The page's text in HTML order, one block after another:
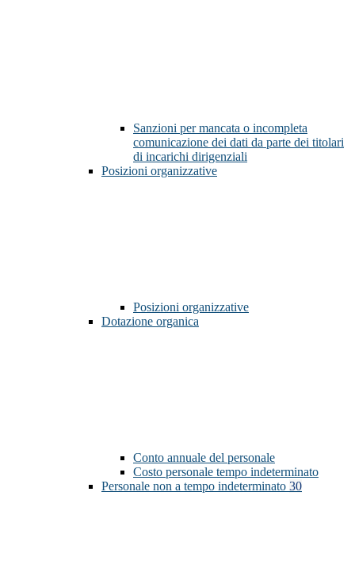
Sanzioni per mancata o incompleta
comunicazione dei dati da parte dei titolari
di incarichi dirigenziali
Posizioni organizzative
Posizioni organizzative
Dotazione organica
Conto annuale del personale
Costo personale tempo indeterminato
Personale non a tempo indeterminato 30